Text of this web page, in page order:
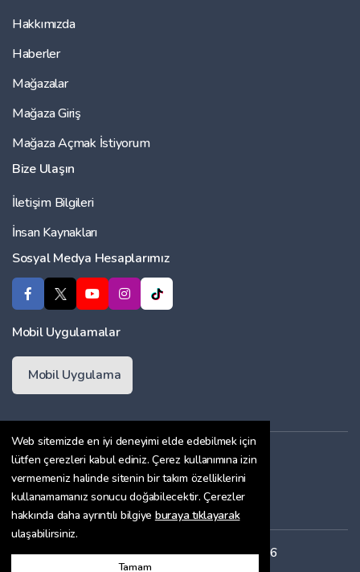
Web sitemizde en iyi deneyimi elde edebilmek için
lütfen çerezleri kabul ediniz. Çerez kullanımına izin
vermemeniz halinde sitenin bir takım özelliklerini
kullanamamanız sonucu doğabilecektir. Çerezler
hakkında daha ayrıntılı bilgiye buraya tıklayarak
ulaşabilirsiniz.
Tamam
Hakkımızda
Haberler
Mağazalar
Mağaza Giriş
Mağaza Açmak İstiyorum
Bize Ulaşın
İletişim Bilgileri
İnsan Kaynakları
Sosyal Medya Hesaplarımız
Mobil Uygulamalar
Mobil Uygulama
Üyelik Sözleşmesi
Çerez Politikası
Gizlilik Sözleşmesi
Her hakkı saklıdır. Copyright © 2026